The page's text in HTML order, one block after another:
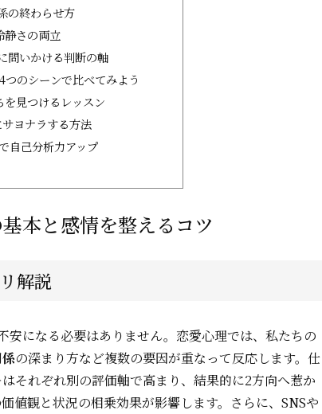
の終わらせ方
静さの両立
問いかける判断の軸
のシーンで比べてみよう
見つけるレッスン
ヨナラする方法
自己分析力アップ
本と感情を整えるコツ
解説
安になる必要はありません。恋愛心理では、私たちの
の深まり方など複数の要因が重なって反応します。仕
それぞれ別の評価軸で高まり、結果的に2方向へ惹か
値観と状況の相乗効果が影響します。さらに、SNSや